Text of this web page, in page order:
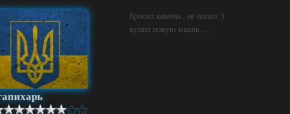
бросил камень , не попал :)
купил новую мышь ....